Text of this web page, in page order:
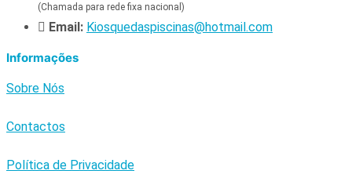
(Chamada para rede fixa nacional)
Email: Kiosquedaspiscinas@hotmail.com
Informações
Sobre Nós
Contactos
Política de Privacidade